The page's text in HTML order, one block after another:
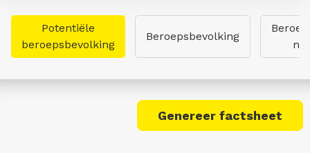
Potentiële
beroepsbevolking
Beroepsbevolking
Genereer factsheet